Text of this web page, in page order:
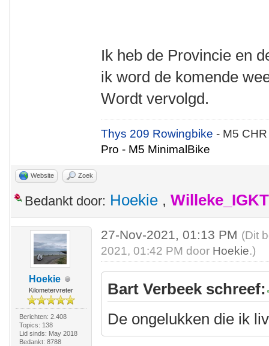
Ik heb de Provincie en
ik word de komende
Wordt vervolgd.
Thys 209 Rowingbike- M5
Pro - M5 MinimalBike
Website Zoek
Bedankt door: Hoekie , Willeke_IGKT
Hoekie
Kilometervreter
Berichten: 2.408
Topics: 138
Lid sinds: May 2018
Bedankt: 8788
27-Nov-2021, 01:13 PM (Dit
2021, 01:42 PM door Hoekie.)
Bart Verbeek schreef:
De ongelukken die ik